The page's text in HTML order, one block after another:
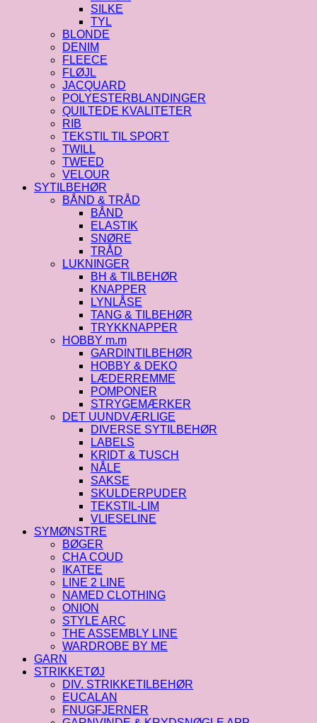
SILKE
TYL
BLONDE
DENIM
FLEECE
FLØJL
JACQUARD
POLYESTERBLANDINGER
QUILTEDE KVALITETER
RIB
TEKSTIL TIL SPORT
TWILL
TWEED
VELOUR
SYTILBEHØR
BÅND & TRÅD
BÅND
ELASTIK
SNØRE
TRÅD
LUKNINGER
BH & TILBEHØR
KNAPPER
LYNLÅSE
TANG & TILBEHØR
TRYKKNAPPER
HOBBY m.m
GARDINTILBEHØR
HOBBY & DEKO
LÆDERREMME
POMPONER
STRYGEMÆRKER
DET UUNDVÆRLIGE
DIVERSE SYTILBEHØR
LABELS
KRIDT & TUSCH
NÅLE
SAKSE
SKULDERPUDER
TEKSTIL-LIM
VLIESELINE
SYMØNSTRE
BØGER
CHA COUD
IKATEE
LINE 2 LINE
NAMED CLOTHING
ONION
STYLE ARC
THE ASSEMBLY LINE
WARDROBE BY ME
GARN
STRIKKETØJ
DIV. STRIKKETILBEHØR
EUCALAN
FNUGFJERNER